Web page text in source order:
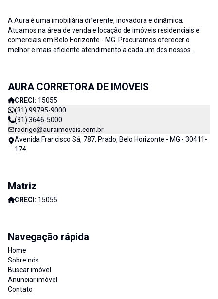
A Aura é uma imobiliária diferente, inovadora e dinâmica.
Atuamos na área de venda e locação de imóveis residenciais e
comerciais em Belo Horizonte - MG. Procuramos oferecer o
melhor e mais eficiente atendimento a cada um dos nossos
Imóveis e consequentemente de nossos clientes. AURA
AURA CORRETORA DE IMOVEIS
CRECI: 15055
(31) 99795-9000
(31) 3646-5000
rodrigo@auraimoveis.com.br
Avenida Francisco Sá, 787, Prado, Belo Horizonte - MG - 30411-
174
Matriz
CRECI: 15055
Navegação rápida
Home
Sobre nós
Buscar imóvel
Anunciar imóvel
Contato